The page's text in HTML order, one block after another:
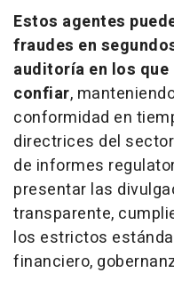
Estos agentes
fraudes en
auditoría en los
confiar,
conformidad en
directrices del
de informes
presentar las
transparente,
los estrictos
financiero,